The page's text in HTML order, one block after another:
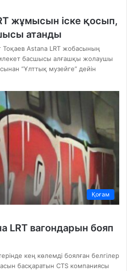
жұмысын іске қосып,
атанды
Astana LRT жобасының
басшысы алғашқы жолаушы
“Ұлттық музейге” дейін
Қоғам
LRT вагондарын бояп
кең көлемді боялған белгілер
басқаратын CTS компаниясы